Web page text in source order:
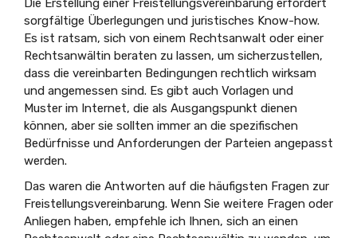
sorgfältige Überlegungen und juristisches Know-how.
Es ist ratsam, sich von einem Rechtsanwalt oder einer
Rechtsanwältin beraten zu lassen, um sicherzustellen,
dass die vereinbarten Bedingungen rechtlich wirksam
und angemessen sind. Es gibt auch Vorlagen und
Muster im Internet, die als Ausgangspunkt dienen
können, aber sie sollten immer an die spezifischen
Bedürfnisse und Anforderungen der Parteien angepasst
werden.
Das waren die Antworten auf die häufigsten Fragen zur
Freistellungsvereinbarung. Wenn Sie weitere Fragen oder
Anliegen haben, empfehle ich Ihnen, sich an einen